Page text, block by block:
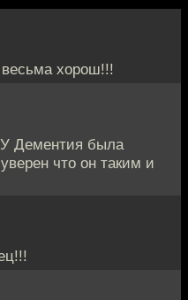
хорош!!!
Дементия была
что он таким и